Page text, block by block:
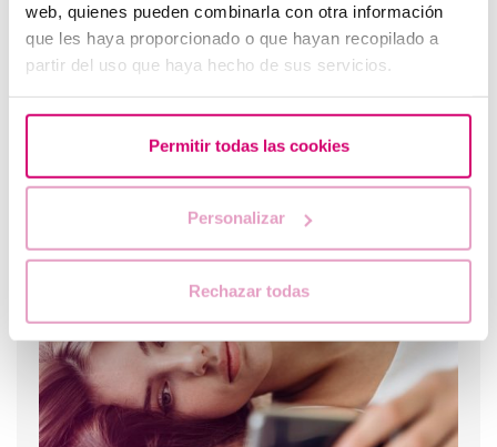
web, quienes pueden combinarla con otra información
que les haya proporcionado o que hayan recopilado a
partir del uso que haya hecho de sus servicios.
Permitir todas las cookies
Personalizar
Rechazar todas
Embriólogo: Mejorando las posibilidades de éxito
Los más leídos